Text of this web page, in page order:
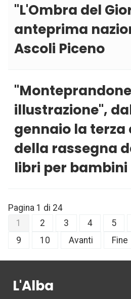
''L'Ombra del
anteprima
Ascoli Piceno
illustrazione'',
gennaio la terza
della rassegna
libri per bambini
Pagina 1 di 24
1
2 3 4 5
9
10 Avanti Fine
L'Alba